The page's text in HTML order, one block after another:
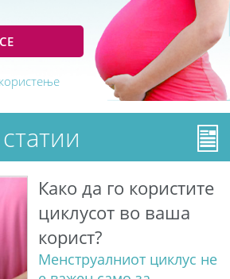
Како да го користите
циклусот во ваша
корист?
Менструалниот циклус не